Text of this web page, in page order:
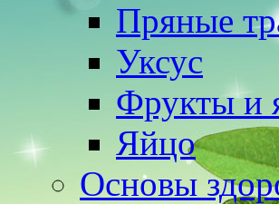
Пряные
Уксус
Фрукты и
Яйцо
Основы